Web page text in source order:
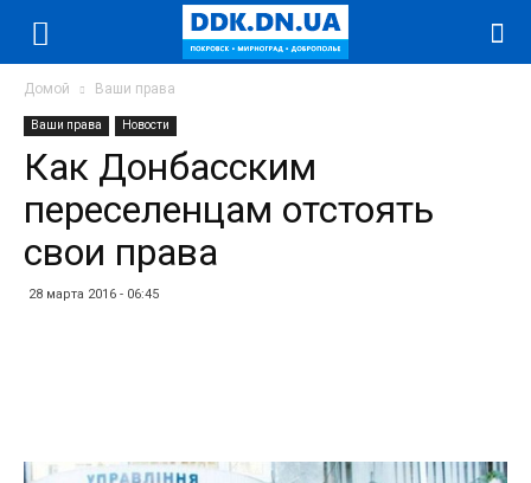
Домой Ваши права
Ваши права Новости
Как Донбасским
переселенцам отстоять
свои права
28 марта 2016 - 06:45